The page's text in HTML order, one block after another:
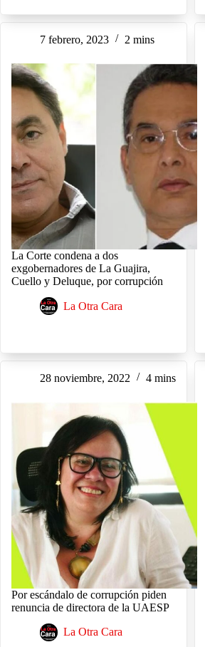
7 febrero, 2023 2 mins
La Corte condena a dos
exgobernadores de La Guajira,
Cuello y Deluque, por corrupción
La Otra Cara
28 noviembre, 2022 4 mins
Por escándalo de corrupción piden
renuncia de directora de la UAESP
La Otra Cara